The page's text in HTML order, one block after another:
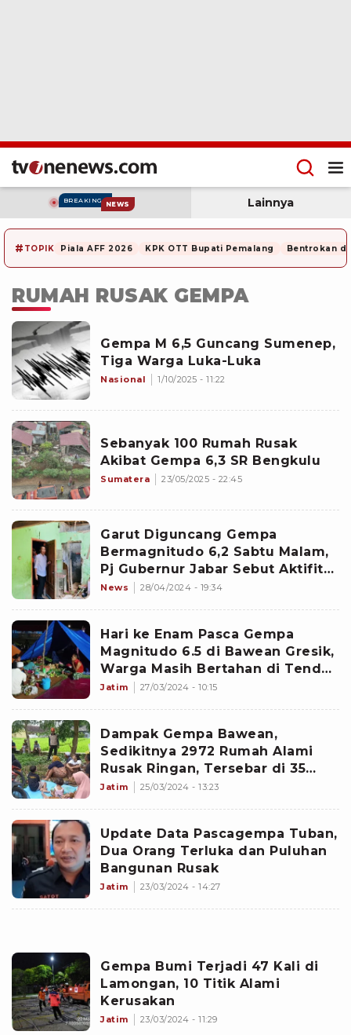
BREAKING NEWS Lainnya
# TOPIK Piala AFF 2026 KPK OTT Bupati Pemalang Bentrokan di
RUMAH RUSAK GEMPA
Gempa M 6,5 Guncang Sumenep,
Tiga Warga Luka-Luka
Nasional 1/10/2025 - 11:22
Sebanyak 100 Rumah Rusak
Akibat Gempa 6,3 SR Bengkulu
Sumatera 23/05/2025 - 22:45
Garut Diguncang Gempa
Bermagnitudo 6,2 Sabtu Malam,
Pj Gubernur Jabar Sebut Aktifitas
Masyarakat Telah Pulih
News 28/04/2024 - 19:34
Hari ke Enam Pasca Gempa
Magnitudo 6.5 di Bawean Gresik,
Warga Masih Bertahan di Tenda
Darurat
Jatim 27/03/2024 - 10:15
Dampak Gempa Bawean,
Sedikitnya 2972 Rumah Alami
Rusak Ringan, Tersebar di 35
Desa
Jatim 25/03/2024 - 13:23
Update Data Pascagempa Tuban,
Dua Orang Terluka dan Puluhan
Bangunan Rusak
Jatim 23/03/2024 - 14:27
Gempa Bumi Terjadi 47 Kali di
Lamongan, 10 Titik Alami
Kerusakan
Jatim 23/03/2024 - 11:29